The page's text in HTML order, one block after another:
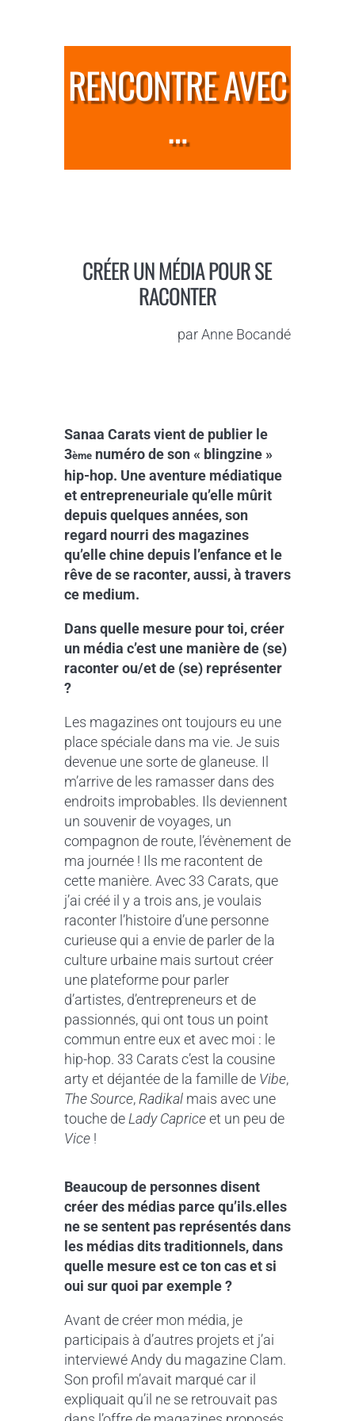
RENCONTRE AVEC
…
CRÉER UN MÉDIA POUR SE
RACONTER
parAnne Bocandé
Sanaa Carats vient de publier le
3èmenuméro de son « blingzine »
hip-hop. Une aventure médiatique
et entrepreneuriale qu’elle mûrit
depuis quelques années, son
regard nourri des magazines
qu’elle chine depuis l’enfance et le
rêve de se raconter, aussi, à travers
ce medium.
Dans quelle mesure pour toi, créer
un média c’est une manière de (se)
raconter ou/et de (se) représenter
?
Les magazines ont toujours eu une
place spéciale dans ma vie. Je suis
devenue une sorte de glaneuse. Il
m’arrive de les ramasser dans des
endroits improbables. Ils deviennent
un souvenir de voyages, un
compagnon de route, l’évènement de
ma journée ! Ils me racontent de
cette manière. Avec 33 Carats, que
j’ai créé il y a trois ans, je voulais
raconter l’histoire d’une personne
curieuse qui a envie de parler de la
culture urbaine mais surtout créer
une plateforme pour parler
d’artistes, d’entrepreneurs et de
passionnés, qui ont tous un point
commun entre eux et avec moi : le
hip-hop. 33 Carats c’est la cousine
arty et déjantée de la famille de Vibe,
The Source,Radikalmais avec une
touche deLady Capriceet un peu de
Vice!
Beaucoup de personnes disent
créer des médias parce qu’ils.elles
ne se sentent pas représentés dans
les médias dits traditionnels, dans
quelle mesure est ce ton cas et si
oui sur quoi par exemple ?
Avant de créer mon média, je
participais à d’autres projets et j’ai
interviewé Andy du magazine Clam.
Son profil m’avait marqué car il
expliquait qu’il ne se retrouvait pas